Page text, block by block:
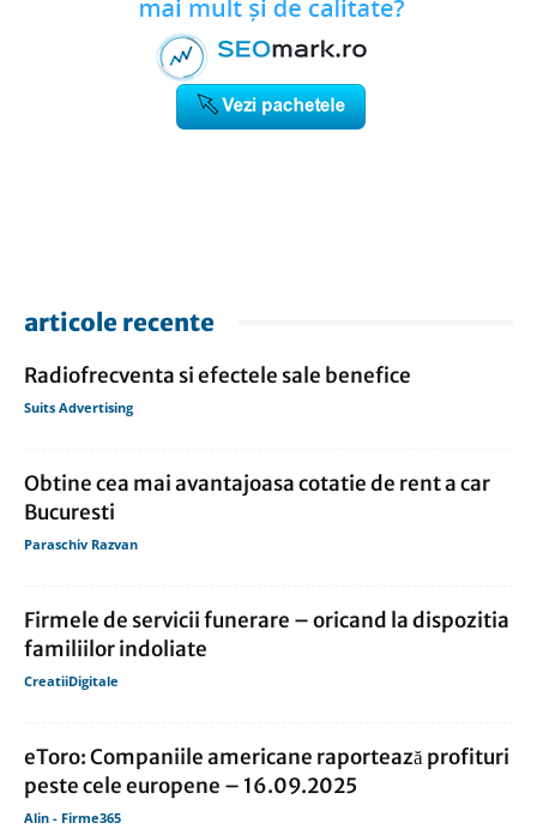
articole recente
Radiofrecventa si efectele sale benefice
Suits Advertising
Obtine cea mai avantajoasa cotatie de rent a car
Bucuresti
Paraschiv Razvan
Firmele de servicii funerare – oricand la dispozitia
familiilor indoliate
CreatiiDigitale
eToro: Companiile americane raportează profituri
peste cele europene – 16.09.2025
Alin - Firme365